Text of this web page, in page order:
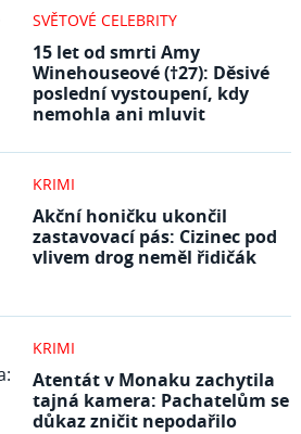
SVĚTOVÉ CELEBRITY
15 let od smrti Amy
Winehouseové (†27): Děsivé
poslední vystoupení, kdy
nemohla ani mluvit
KRIMI
Akční honičku ukončil
zastavovací pás: Cizinec pod
vlivem drog neměl řidičák
KRIMI
Atentát v Monaku zachytila
tajná kamera: Pachatelům se
důkaz zničit nepodařilo